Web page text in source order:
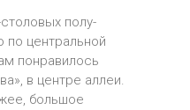
полу-
по центральной
понравилось
в центре аллеи.
большое